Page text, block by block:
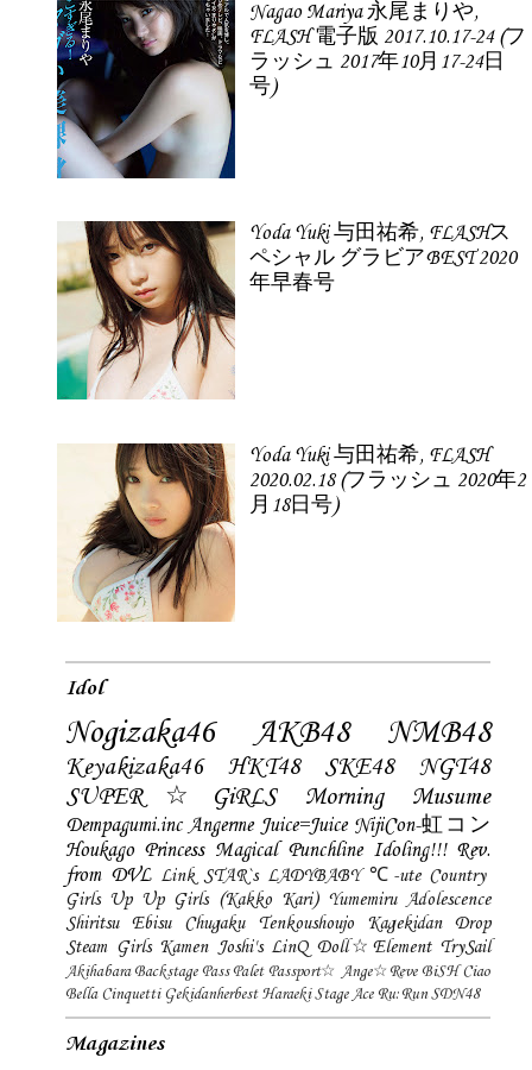
Nagao Mariya 永尾まりや,
FLASH 電子版 2017.10.17-24 (フ
ラッシュ 2017年10月17-24日
号)
Yoda Yuki 与田祐希, FLASHス
ペシャル グラビアBEST 2020
年早春号
Yoda Yuki 与田祐希, FLASH
2020.02.18 (フラッシュ 2020年2
月18日号)
Idol
Nogizaka46 AKB48 NMB48
Keyakizaka46 HKT48 SKE48
NGT48
SUPER☆GiRLS
Morning Musume
Dempagumi.inc Angerme Juice=Juice NijiCon-虹コン
Houkago Princess Magical Punchline Idoling!!! Rev.
from DVL Link STAR`s LADYBABY ℃-ute Country
Girls Up Up Girls (Kakko Kari) Yumemiru Adolescence
Shiritsu Ebisu Chugaku
Tenkoushoujo Kagekidan
Drop
Steam Girls Kamen Joshi's LinQ Doll☆Element TrySail
Akihabara Backstage Pass Palet Passport☆ Ange☆Reve BiSH Ciao
Bella Cinquetti Gekidanherbest Haraeki Stage Ace Ru:Run SDN48
Magazines